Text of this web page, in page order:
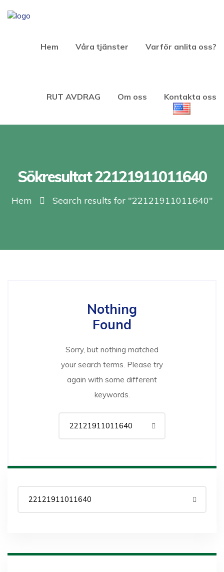
Hem Våra tjänster Varför anlita oss?
RUT AVDRAG Om oss Kontakta oss
Sökresultat 22121911011640
Hem Search results for "22121911011640"
Nothing
Found
Sorry, but nothing matched
your search terms. Please try
again with some different
keywords.